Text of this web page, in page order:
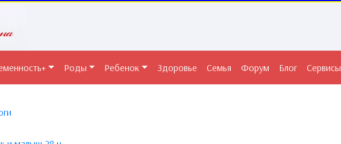
Роды Ребенок Здоровье Семья Форум Блог Сервисы